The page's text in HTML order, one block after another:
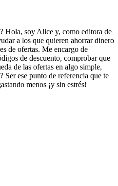
Hola, soy Alice y, como editora de
a los que quieren ahorrar dinero
de ofertas. Me encargo de
de descuento, comprobar que
de las ofertas en algo simple,
ese punto de referencia que te
menos ¡y sin estrés!